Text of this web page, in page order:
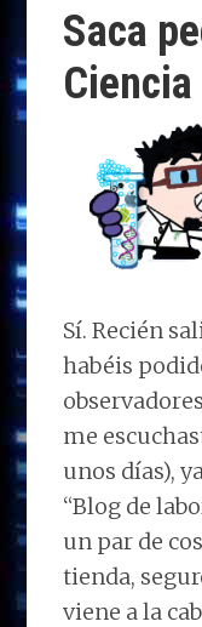
Saca
Ciencia
Sí. Recién
habéis
me
unos días),
“Blog de
un par de
tienda,
viene a la